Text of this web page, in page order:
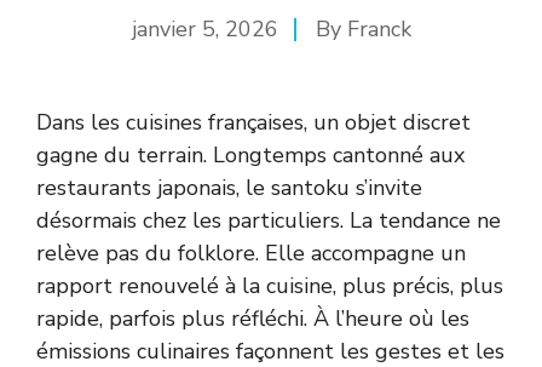
janvier 5, 2026 By Franck
Dans les cuisines françaises, un objet discret
gagne du terrain. Longtemps cantonné aux
restaurants japonais, le santoku s’invite
désormais chez les particuliers. La tendance ne
relève pas du folklore. Elle accompagne un
rapport renouvelé à la cuisine, plus précis, plus
rapide, parfois plus réfléchi. À l’heure où les
émissions culinaires façonnent les gestes et les